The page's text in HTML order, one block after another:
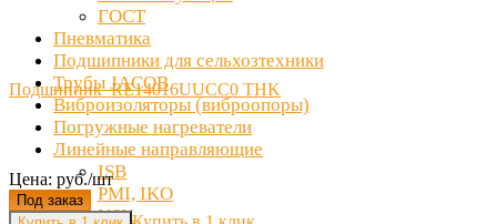
ГОСТ
Пневматика
Подшипники для сельхозтехники
Трубы JACOB
Виброизоляторы (виброопоры)
Погружные нагреватели
Линейные направляющие
ISB
PMI, IKO
NSK
Подшипник RE14016UUCC0 THK
Цена: руб./шт
Под заказ